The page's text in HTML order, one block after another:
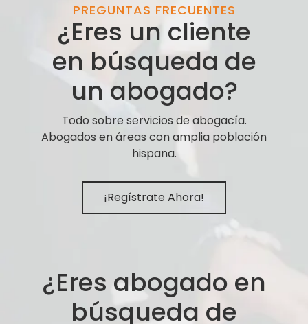
PREGUNTAS FRECUENTES
¿Eres un cliente
en búsqueda de
un abogado?
Todo sobre servicios de abogacía.
Abogados en áreas con amplia población
hispana.
¡Regístrate Ahora!
¿Eres abogado en
búsqueda de